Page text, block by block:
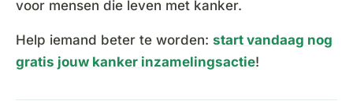
voor mensen die leven met kanker.
Help iemand beter te worden: start vandaag nog
gratis jouw kanker inzamelingsactie!